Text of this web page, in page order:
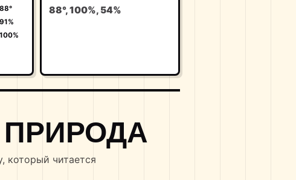
88°
91%
100%
88°, 100%, 54%
который читается